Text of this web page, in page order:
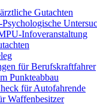
Gutachten
Infoveranstaltung
für Berufskraftfahrer
Punkteabbau
für Autofahrende
Waffenbesitzer